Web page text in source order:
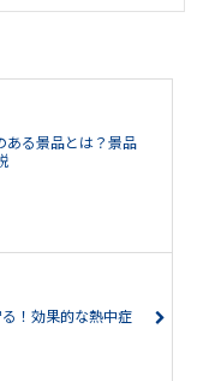
ある景品とは？景品
！効果的な熱中症